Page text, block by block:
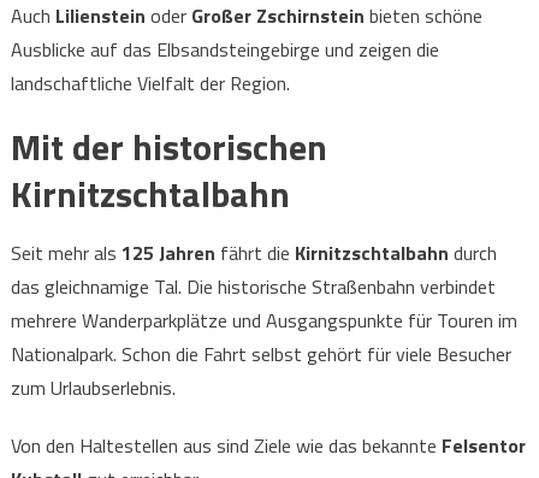
Auch Lilienstein oder Großer Zschirnstein bieten schöne
Ausblicke auf das Elbsandsteingebirge und zeigen die
landschaftliche Vielfalt der Region.
Mit der historischen
Kirnitzschtalbahn
Seit mehr als 125 Jahren fährt die Kirnitzschtalbahn durch
das gleichnamige Tal. Die historische Straßenbahn verbindet
mehrere Wanderparkplätze und Ausgangspunkte für Touren im
Nationalpark. Schon die Fahrt selbst gehört für viele Besucher
zum Urlaubserlebnis.
Von den Haltestellen aus sind Ziele wie das bekannte Felsentor